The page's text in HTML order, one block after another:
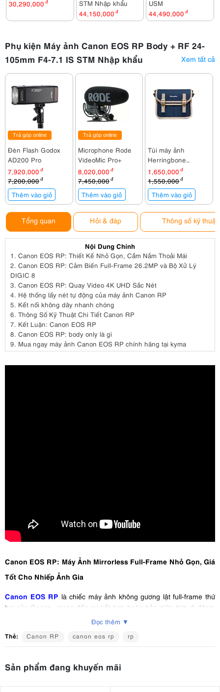
30,290,000 đ
STM Nhập khẩu
44,150,000 đ
USM
44,490,000 đ
Phụ kiện Máy ảnh Canon EOS RP Body + RF 24-
105mm F4-7.1 IS STM Nhập khẩu
Xem tất cả
Trả góp online
Đèn Flash Godox
AD200 Pro
7,920,000 đ
7,200,000đ
Thêm vào giỏ
Trả góp online
Microphone Rode
VideoMic Pro+
8,020,000 đ
7,450,000 đ
Thêm vào giỏ
Túi máy ảnh
Herringbone
Timecode Small
Navy
1,650,000 đ
1,550,000đ
Thêm vào giỏ
Tổng quan Hỏi & đáp Thông số kỹ thuật
Nội Dung Chính
1. Canon EOS RP: Thiết Kế Nhỏ Gọn, Cầm Nắm Thoải Mái
2. Canon EOS RP: Cảm Biến Full-Frame 26.2MP và Bộ Xử Lý
DIGIC 8
3. Canon EOS RP: Quay Video 4K UHD Sắc Nét
4. Hệ thống lấy nét tự động của máy ảnh Canon RP
5. Kết nối không dây nhanh chóng
6. Thông Số Kỹ Thuật Chi Tiết Canon RP
7. Kết Luận: Canon EOS RP
8. Canon EOS RP: body only là gì
9. Mua ngay máy ảnh Canon EOS RP chính hãng tại kyma
Canon EOS RP: Máy Ảnh Mirrorless Full-Frame Nhỏ Gọn, Giá
Tốt Cho Nhiếp Ảnh Gia
Canon EOS RP là chiếc máy ảnh không gương lật full-frame thứ
hai của Canon, mang đến sự kết hợp hoàn hảo giữa tính di động,
chất lượng hình ảnh vượt trội và mức giá hấp dẫn. Đây là lựa chọn
lý tưởng cho cả những người mới bắt đầu và các nhiếp ảnh gia
chuyên nghiệp đang tìm kiếm một chiếc máy ảnh full-frame linh
hoạt.
Đọc thêm ▼
Thẻ: Canon RP canon eos rp rp
Sản phẩm đang khuyến mãi